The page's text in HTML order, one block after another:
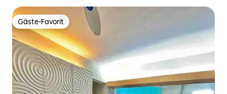
Gäste-Favorit
Gäste-Favorit